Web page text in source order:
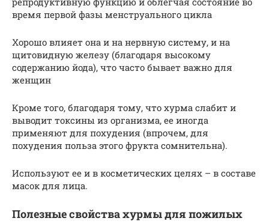
время первой фазы менструального цикла
Хорошо влияет она и на нервную систему, и на
щитовидную железу (благодаря высокому
содержанию йода), что часто бывает важно для
женщин
Кроме того, благодаря тому, что хурма слабит и
выводит токсины из организма, ее иногда
применяют для похудения (впрочем, для
похудения польза этого фрукта сомнительна).
Используют ее и в косметических целях – в составе
масок для лица.
Полезные свойства хурмы для пожилых